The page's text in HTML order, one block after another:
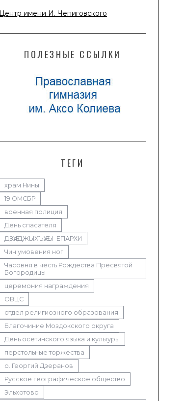
Центр имени И. Чепиговского
ПОЛЕЗНЫЕ ССЫЛКИ
ТЕГИ
храм Нины
19 ОМСБР
военная полиция
День спасателя
ДЗӔУДЖЫХЪӔУЫ ЕПАРХИ
Чин умовения ног
Часовня в честь Рождества Пресвятой
Богородицы
церемония награждения
ОВЦС
отдел религиозного образования
Благочиние Моздокского округа
День осетинского языка и культуры
перстольные торжества
о. Георгий Дзеранов
Русское географическое общество
Эльхотово